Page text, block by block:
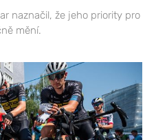
naznačil, že jeho priority pro
mění.